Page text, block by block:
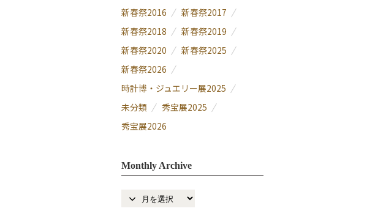
新春祭2016
新春祭2017
新春祭2018
新春祭2019
新春祭2020
新春祭2025
新春祭2026
時計博・ジュエリー展2025
未分類
秀宝展2025
秀宝展2026
Monthly Archive